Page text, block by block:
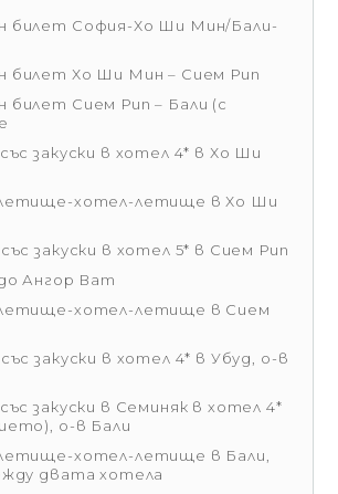
билет София-Хо Ши Мин/Бали-
билет Хо Ши Мин – Сием Рип
билет Сием Рип – Бали (с
закуски в хотел 4* в Хо Ши
хотел-летище в Хо Ши
закуски в хотел 5* в Сием Рип
Ангор Ват
хотел-летище в Сием
закуски в хотел 4* в Убуд, о-в
закуски в Семиняк в хотел 4*
о-в Бали
хотел-летище в Бали,
двата хотела